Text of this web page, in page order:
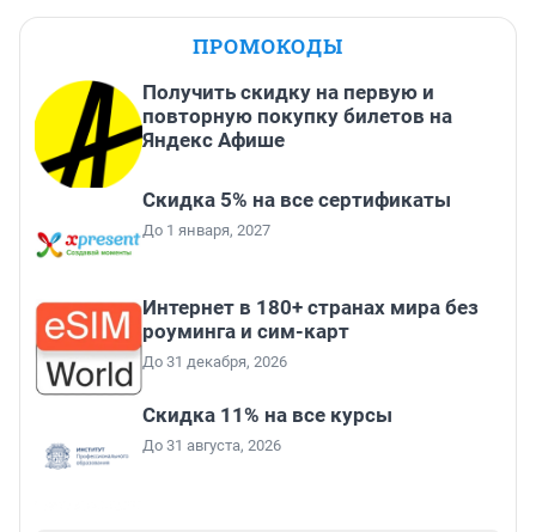
ПРОМОКОДЫ
Получить скидку на первую и
повторную покупку билетов на
Яндекс Афише
Скидка 5% на все сертификаты
До 1 января, 2027
Интернет в 180+ странах мира без
роуминга и сим-карт
До 31 декабря, 2026
Скидка 11% на все курсы
До 31 августа, 2026